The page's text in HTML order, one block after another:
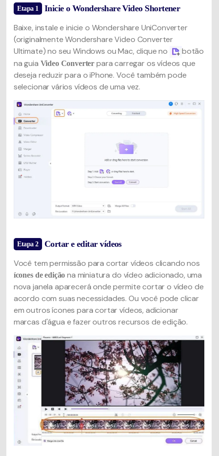
Etapa 1 Inicie o Wondershare Video Shortener
Baixe, instale e inicie o Wondershare UniConverter
(originalmente Wondershare Video Converter
Ultimate) no seu Windows ou Mac, clique no
botão
na guia Video Converter para carregar os vídeos que
deseja reduzir para o iPhone. Você também pode
selecionar vários vídeos de uma vez.
Etapa 2 Cortar e editar vídeos
Você tem permissão para cortar vídeos clicando nos
ícones de edição na miniatura do vídeo adicionado, uma
nova janela aparecerá onde permite cortar o vídeo de
acordo com suas necessidades. Ou você pode clicar
em outros ícones para cortar vídeos, adicionar
marcas d'água e fazer outros recursos de edição.